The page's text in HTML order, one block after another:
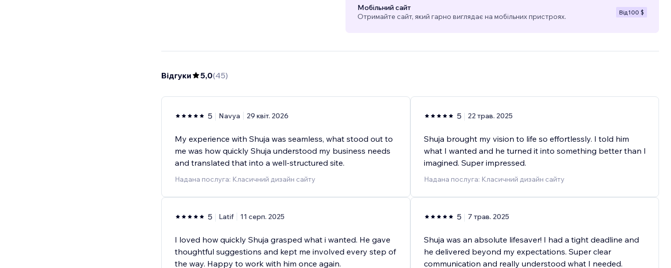
Мобільний сайт
Отримайте сайт, який гарно виглядає на мобільних пристроях.
Від 100 $
Відгуки 5,0(45)
5 Navya 29 квіт. 2026
My experience with Shuja was seamless, what stood out to
me was how quickly Shuja understood my business needs
and translated that into a well-structured site.
Надана послуга: Класичний дизайн сайту
5 Latif 11 серп. 2025
I loved how quickly Shuja grasped what i wanted. He gave
thoughtful suggestions and kept me involved every step of
the way. Happy to work with him once again.
5 22 трав. 2025
Shuja brought my vision to life so effortlessly. I told him
what I wanted and he turned it into something better than I
imagined. Super impressed.
Надана послуга: Класичний дизайн сайту
5 7 трав. 2025
Shuja was an absolute lifesaver! I had a tight deadline and
he delivered beyond my expectations. Super clear
communication and really understood what I needed.